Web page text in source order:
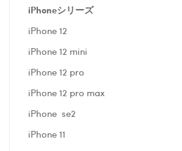
iPhoneシリーズ
iPhone 12
iPhone 12 mini
iPhone 12 pro
iPhone 12 pro max
iPhone se2
iPhone 11